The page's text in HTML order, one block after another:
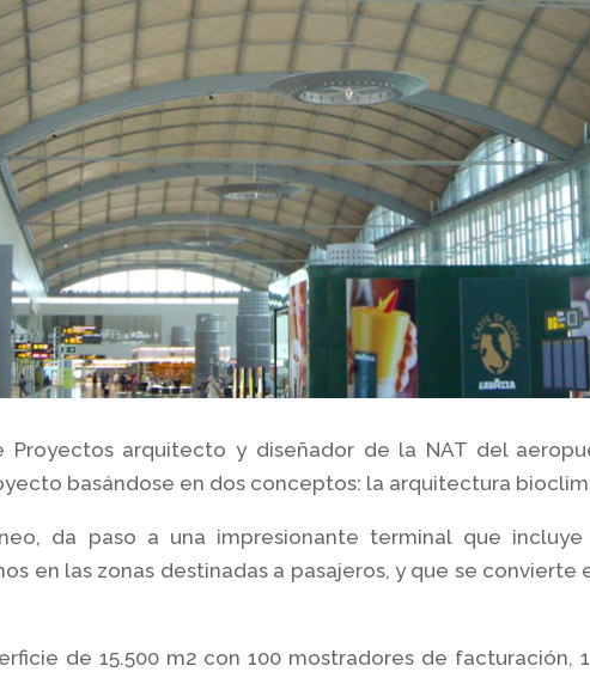
Proyectos arquitecto y diseñador de la NAT del
basándose en dos conceptos: la arquitectura
da paso a una impresionante terminal que
en las zonas destinadas a pasajeros, y que se
de 15.500 m2 con 100 mostradores de facturación,